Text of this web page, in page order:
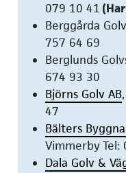
079 10 41
Berggårda
757 64 69
Berglunds
674 93 30
Björns Golv AB
47
Bälters
Vimmerby
Dala Golv &